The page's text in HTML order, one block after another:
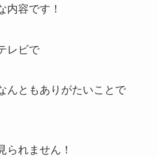
内容です！
レビで
んともありがたいことで
られません！